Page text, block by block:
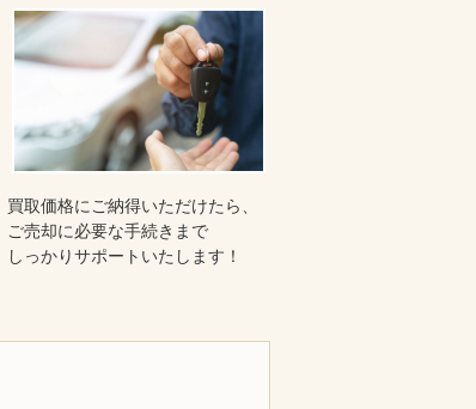
買取価格にご納得いただけたら、
ご売却に必要な手続きまで
しっかりサポートいたします！